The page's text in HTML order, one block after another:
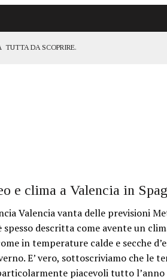
DA SCOPRIRE.
URBANA DEL BARRIO DEL CARMEN
FIGLI: IL SISTEMA SCOLASTICO
PROPOSTE DALL’OCEANOGRÀ FIC
DA VISITARE
IN MODO EFFICACE
FARE VOLONTARIATO A VALENCIA
DI LAVORO PER ITALIANI
e clima a Valencia in
Valencia vanta delle previsioni
descritta come avente un
in temperature calde e secche
E’ vero, sottoscriviamo che le
piacevoli tutto